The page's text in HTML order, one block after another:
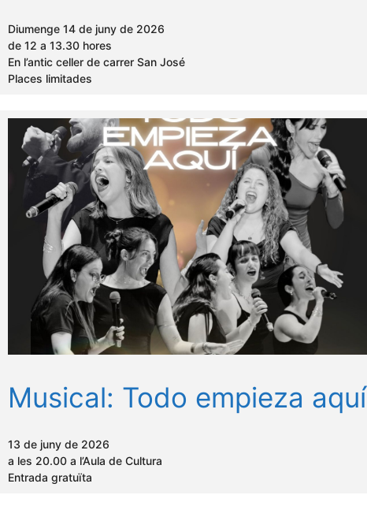
Diumenge 14 de juny de 2026
de 12 a 13.30 hores
En l’antic celler de carrer San José
Places limitades
Musical: Todo empieza aquí
13 de juny de 2026
a les 20.00 a l’Aula de Cultura
Entrada gratuïta